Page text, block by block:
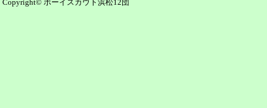
Copyright© ボーイスカウト浜松12団